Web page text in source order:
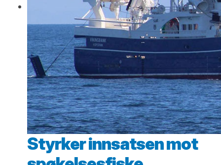
Styrker innsatsen mot